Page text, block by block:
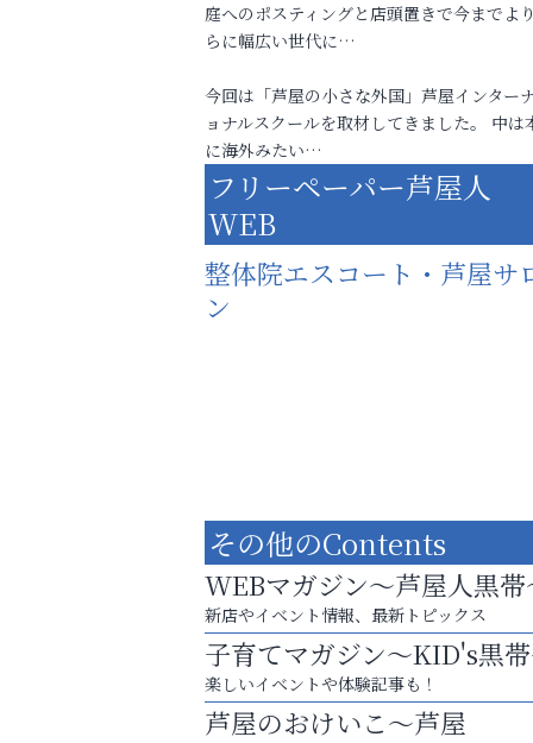
庭へのポスティングと店頭置きで今までよ
らに幅広い世代に…
今回は「芦屋の小さな外国」芦屋インター
ョナルスクールを取材してきました。 中は
に海外みたい…
フリーペーパー芦屋人
WEB
整体院エスコート・芦屋サ
ン
猫背･側弯、背骨の歪みを
整えませんか？
その他のContents
WEBマガジン～芦屋人黒帯
新店やイベント情報、最新トピックス
子育てマガジン～KID's黒
楽しいイベントや体験記事も！
芦屋のおけいこ～芦屋